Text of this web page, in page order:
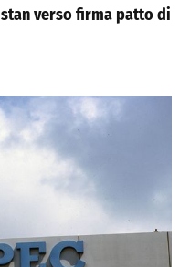
verso firma patto di